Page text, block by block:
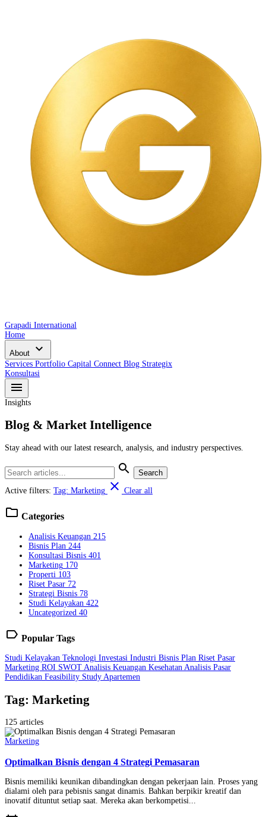
Grapadi International
Home
About expand_more
Services Portfolio Capital Connect Blog Strategix
Konsultasi
menu
Insights
Blog & Market Intelligence
Stay ahead with our latest research, analysis, and industry perspectives.
search
Search
Active filters: Tag: Marketing close Clear all
folder Categories
Analisis Keuangan 215
Bisnis Plan 244
Konsultasi Bisnis 401
Marketing 170
Properti 103
Riset Pasar 72
Strategi Bisnis 78
Studi Kelayakan 422
Uncategorized 40
label Popular Tags
Studi Kelayakan Teknologi Investasi Industri Bisnis Plan Riset Pasar
Marketing ROI SWOT Analisis Keuangan Kesehatan Analisis Pasar
Pendidikan Feasibility Study Apartemen
Tag: Marketing
125 articles
Marketing
Optimalkan Bisnis dengan 4 Strategi Pemasaran
Bisnis memiliki keunikan dibandingkan dengan pekerjaan lain. Proses yang
dialami oleh para pebisnis sangat dinamis. Bahkan berpikir kreatif dan
inovatif dituntut setiap saat. Mereka akan berkompetisi...